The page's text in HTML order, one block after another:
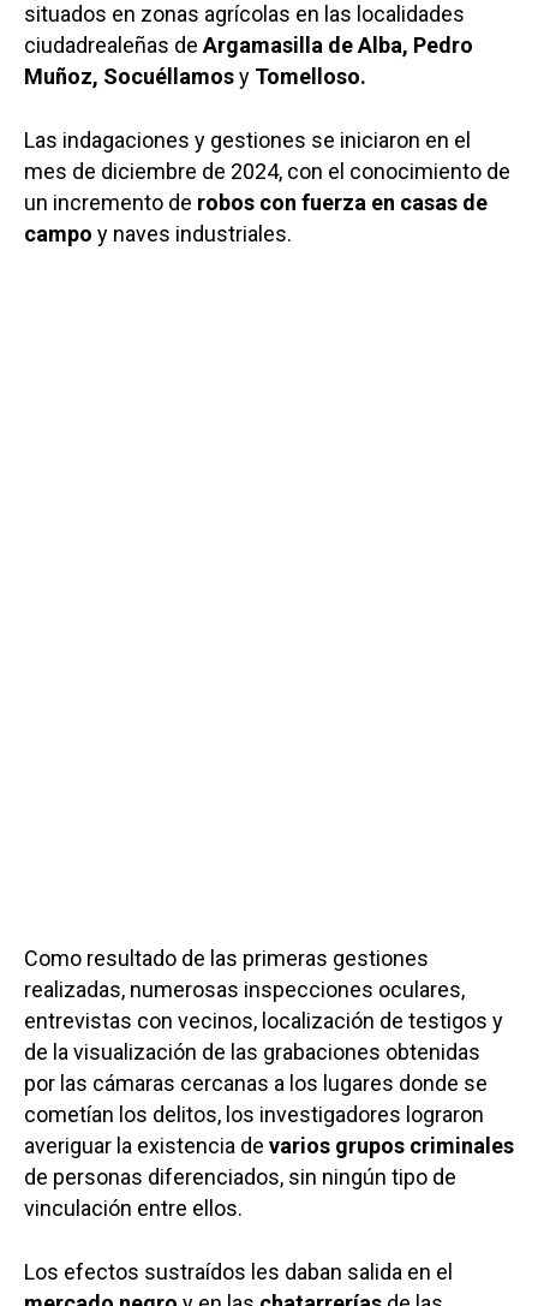
situados en zonas agrícolas en las localidades
ciudadrealeñas de Argamasilla de Alba, Pedro
Muñoz, Socuéllamosy Tomelloso.
Las indagaciones y gestiones se iniciaron en el
mes de diciembre de 2024, con el conocimiento de
un incremento de robos con fuerza en casas de
campo y naves industriales.
Como resultado de las primeras gestiones
realizadas, numerosas inspecciones oculares,
entrevistas con vecinos, localización de testigos y
de la visualización de las grabaciones obtenidas
por las cámaras cercanas a los lugares donde se
cometían los delitos, los investigadores lograron
averiguar la existencia de varios grupos criminales
de personas diferenciados, sin ningún tipo de
vinculación entre ellos.
Los efectos sustraídos les daban salida en el